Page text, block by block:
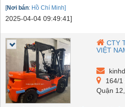
[Nơi bán: Hồ Chí Minh]
2025-04-04 09:49:41]
CTY
VIỆT
164/1
Quận